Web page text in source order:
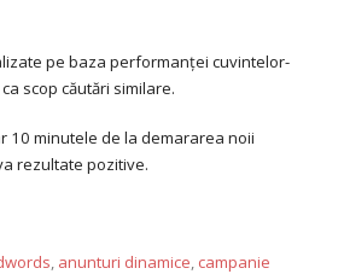
pe baza performanței cuvintelor-
scop căutări similare.
10 minutele de la demararea noii
rezultate pozitive.
, anunturi dinamice, campanie